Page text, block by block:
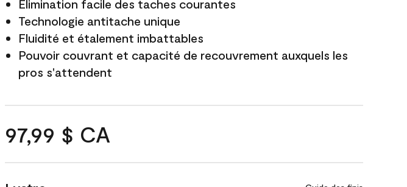
Élimination facile des taches courantes
Technologie antitache unique
Fluidité et étalement imbattables
Pouvoir couvrant et capacité de recouvrement auxquels les
pros s'attendent
97,99 $ CA